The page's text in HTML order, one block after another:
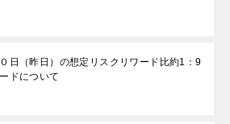
日（昨日）の想定リスクリワード比約1：9
ドについて